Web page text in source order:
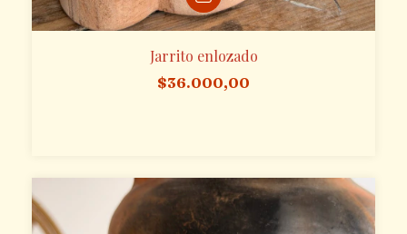
Jarrito enlozado
$36.000,00